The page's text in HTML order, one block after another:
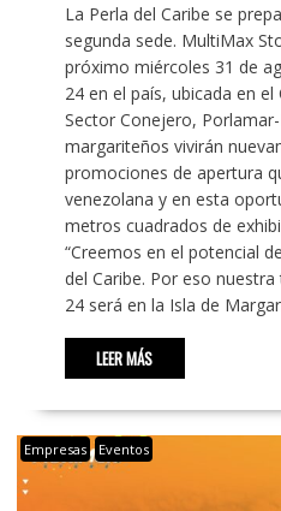
La Perla del Caribe se
segunda sede. MultiMax
próximo miércoles 31 de
24 en el país, ubicada en
Sector Conejero,
margariteños vivirán
promociones de apertura
venezolana y en esta
metros cuadrados de
“Creemos en el potencial
del Caribe. Por eso
24 será en la Isla de
LEER MÁS
Empresas Eventos